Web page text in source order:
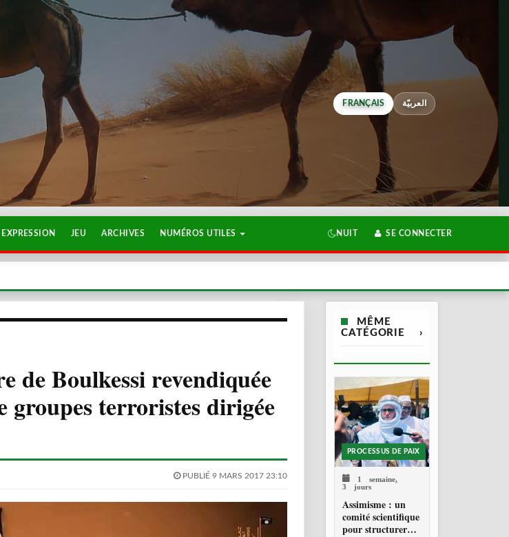
FRANÇAIS العربيّة
JEU ARCHIVES NUMÉROS UTILES NUIT SE CONNECTER
de Boulkessi revendiquée
groupes terroristes dirigée
PUBLIÉ 9 MARS 2017 23:10
MÊME
CATÉGORIE
›
PROCESSUS DE PAIX
1 semaine,
3 jours
Assimisme : un
comité scientifique
pour structurer